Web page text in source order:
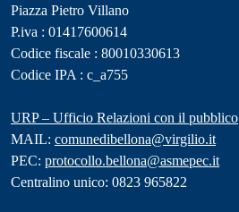
Piazza Pietro Villano
P.iva : 01417600614
Codice fiscale : 80010330613
Codice IPA : c_a755
URP – Ufficio Relazioni con il pubblico
MAIL: comunedibellona@virgilio.it
PEC: protocollo.bellona@asmepec.it
Centralino unico: 0823 965822